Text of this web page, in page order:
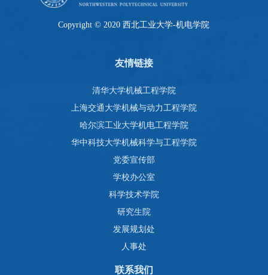
Copyright © 2020 西北工业大学-机电学院
友情链接
清华大学机械工程学院
上海交通大学机械与动力工程学院
哈尔滨工业大学机电工程学院
华中科技大学机械科学与工程学院
党委宣传部
学校办公室
科学技术学院
研究生院
发展规划处
人事处
联系我们